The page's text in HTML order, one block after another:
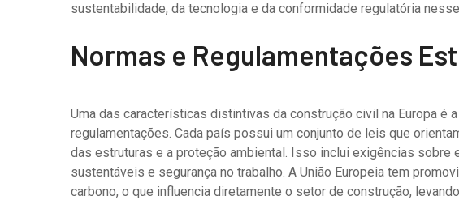
sustentabilidade, da tecnologia e da conformidade regulatória
Normas e Regulamentações
Uma das características distintivas da construção civil na Europa é
regulamentações. Cada país possui um conjunto de leis que
das estruturas e a proteção ambiental. Isso inclui exigências sobre
sustentáveis e segurança no trabalho. A União Europeia tem
carbono, o que influencia diretamente o setor de construção,